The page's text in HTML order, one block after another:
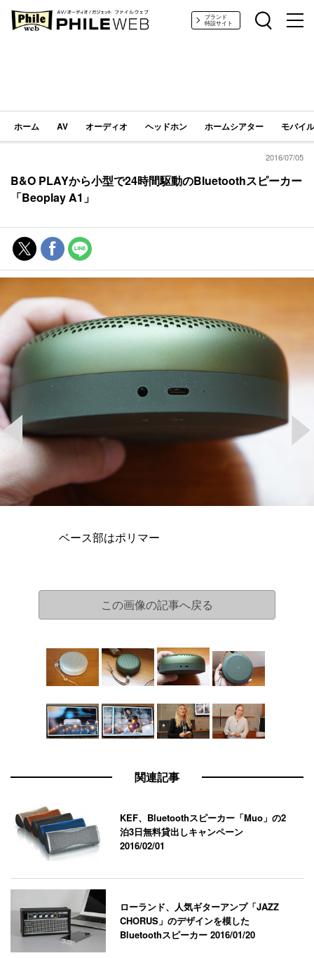
PHILE WEB｜AV/オーディオ/ガジェットブランド
特設サイト
ホーム AV オーディオ ヘッドホン ホームシアター モバイ
2016/07/05
B&O PLAYから小型で24時間駆動のBluetoothスピーカー
「Beoplay A1」
ベース部はポリマー
この画像の記事へ戻る
関連記事
KEF、Bluetoothスピーカー「Muo」の2
泊3日無料貸出しキャンペーン
2016/02/01
ローランド、人気ギターアンプ「JAZZ
CHORUS」のデザインを模した
Bluetoothスピーカー2016/01/20